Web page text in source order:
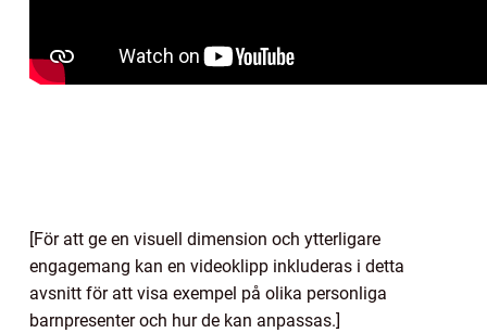
[För att ge en visuell dimension och ytterligare
engagemang kan en videoklipp inkluderas i detta
avsnitt för att visa exempel på olika personliga
barnpresenter och hur de kan anpassas.]